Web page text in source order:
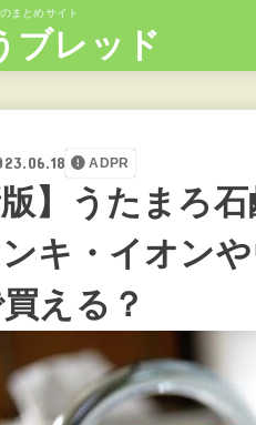
まとめサイト
ブレッド
ADPR
版】うたまろ
キ・イオン
買える？